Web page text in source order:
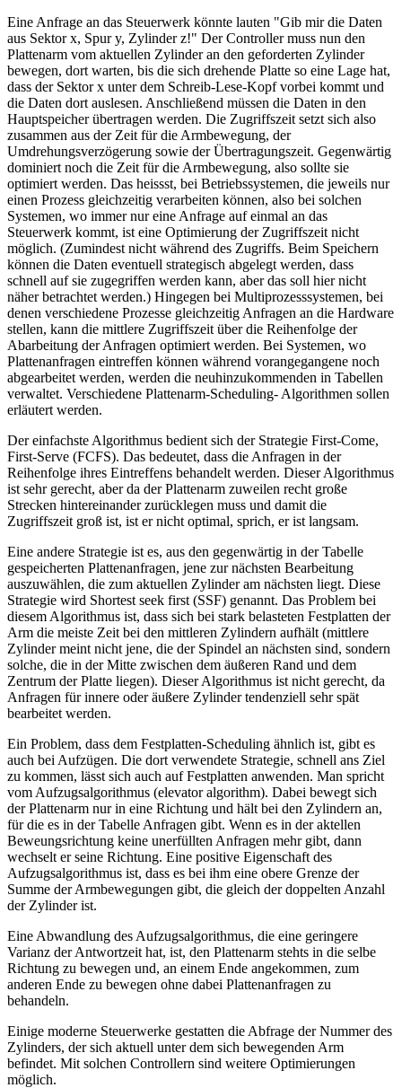
Eine Anfrage an das Steuerwerk könnte lauten "Gib mir die Daten
aus Sektor x, Spur y, Zylinder z!" Der Controller muss nun den
Plattenarm vom aktuellen Zylinder an den geforderten Zylinder
bewegen, dort warten, bis die sich drehende Platte so eine Lage hat,
dass der Sektor x unter dem Schreib-Lese-Kopf vorbei kommt und
die Daten dort auslesen. Anschließend müssen die Daten in den
Hauptspeicher übertragen werden. Die Zugriffszeit setzt sich also
zusammen aus der Zeit für die Armbewegung, der
Umdrehungsverzögerung sowie der Übertragungszeit. Gegenwärtig
dominiert noch die Zeit für die Armbewegung, also sollte sie
optimiert werden. Das heissst, bei Betriebssystemen, die jeweils nur
einen Prozess gleichzeitig verarbeiten können, also bei solchen
Systemen, wo immer nur eine Anfrage auf einmal an das
Steuerwerk kommt, ist eine Optimierung der Zugriffszeit nicht
möglich. (Zumindest nicht während des Zugriffs. Beim Speichern
können die Daten eventuell strategisch abgelegt werden, dass
schnell auf sie zugegriffen werden kann, aber das soll hier nicht
näher betrachtet werden.) Hingegen bei Multiprozesssystemen, bei
denen verschiedene Prozesse gleichzeitig Anfragen an die Hardware
stellen, kann die mittlere Zugriffszeit über die Reihenfolge der
Abarbeitung der Anfragen optimiert werden. Bei Systemen, wo
Plattenanfragen eintreffen können während vorangegangene noch
abgearbeitet werden, werden die neuhinzukommenden in Tabellen
verwaltet. Verschiedene Plattenarm-Scheduling- Algorithmen sollen
erläutert werden.
Der einfachste Algorithmus bedient sich der Strategie First-Come,
First-Serve (FCFS). Das bedeutet, dass die Anfragen in der
Reihenfolge ihres Eintreffens behandelt werden. Dieser Algorithmus
ist sehr gerecht, aber da der Plattenarm zuweilen recht große
Strecken hintereinander zurücklegen muss und damit die
Zugriffszeit groß ist, ist er nicht optimal, sprich, er ist langsam.
Eine andere Strategie ist es, aus den gegenwärtig in der Tabelle
gespeicherten Plattenanfragen, jene zur nächsten Bearbeitung
auszuwählen, die zum aktuellen Zylinder am nächsten liegt. Diese
Strategie wird Shortest seek first (SSF) genannt. Das Problem bei
diesem Algorithmus ist, dass sich bei stark belasteten Festplatten der
Arm die meiste Zeit bei den mittleren Zylindern aufhält (mittlere
Zylinder meint nicht jene, die der Spindel an nächsten sind, sondern
solche, die in der Mitte zwischen dem äußeren Rand und dem
Zentrum der Platte liegen). Dieser Algorithmus ist nicht gerecht, da
Anfragen für innere oder äußere Zylinder tendenziell sehr spät
bearbeitet werden.
Ein Problem, dass dem Festplatten-Scheduling ähnlich ist, gibt es
auch bei Aufzügen. Die dort verwendete Strategie, schnell ans Ziel
zu kommen, lässt sich auch auf Festplatten anwenden. Man spricht
vom Aufzugsalgorithmus (elevator algorithm). Dabei bewegt sich
der Plattenarm nur in eine Richtung und hält bei den Zylindern an,
für die es in der Tabelle Anfragen gibt. Wenn es in der aktellen
Beweungsrichtung keine unerfüllten Anfragen mehr gibt, dann
wechselt er seine Richtung. Eine positive Eigenschaft des
Aufzugsalgorithmus ist, dass es bei ihm eine obere Grenze der
Summe der Armbewegungen gibt, die gleich der doppelten Anzahl
der Zylinder ist.
Eine Abwandlung des Aufzugsalgorithmus, die eine geringere
Varianz der Antwortzeit hat, ist, den Plattenarm stehts in die selbe
Richtung zu bewegen und, an einem Ende angekommen, zum
anderen Ende zu bewegen ohne dabei Plattenanfragen zu
behandeln.
Einige moderne Steuerwerke gestatten die Abfrage der Nummer des
Zylinders, der sich aktuell unter dem sich bewegenden Arm
befindet. Mit solchen Controllern sind weitere Optimierungen
möglich.